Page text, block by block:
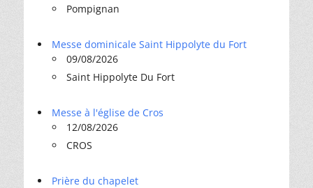
Pompignan
Messe dominicale Saint Hippolyte du Fort
09/08/2026
Saint Hippolyte Du Fort
Messe à l'église de Cros
12/08/2026
CROS
Prière du chapelet